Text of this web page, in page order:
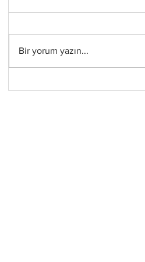
Song”u İçeren Kısa
Bir yorum yazın...